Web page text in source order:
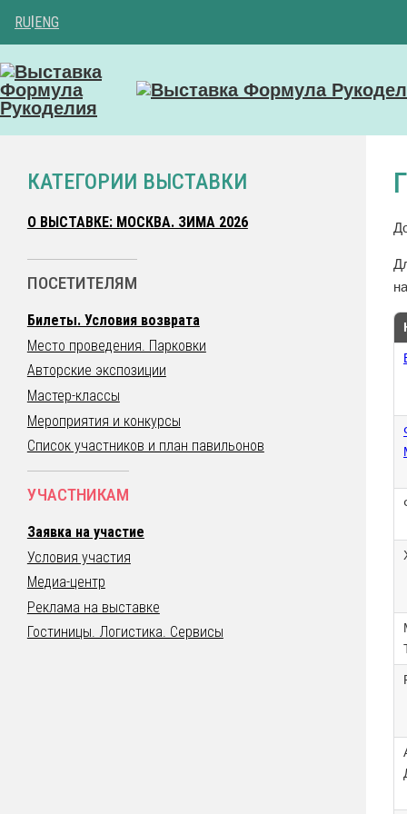
RU|ENG
КАТЕГОРИИ ВЫСТАВКИ
О ВЫСТАВКЕ: МОСКВА. ЗИМА 2026
ПОСЕТИТЕЛЯМ
Билеты. Условия возврата
Место проведения. Парковки
Авторские экспозиции
Мастер-классы
Мероприятия и конкурсы
Список участников и план павильонов
УЧАСТНИКАМ
Заявка на участие
Условия участия
Медиа-центр
Реклама на выставке
Гостиницы. Логистика. Сервисы